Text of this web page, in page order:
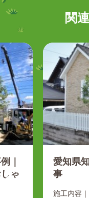
関
｜
ゃ
愛知県
事
施工内容｜